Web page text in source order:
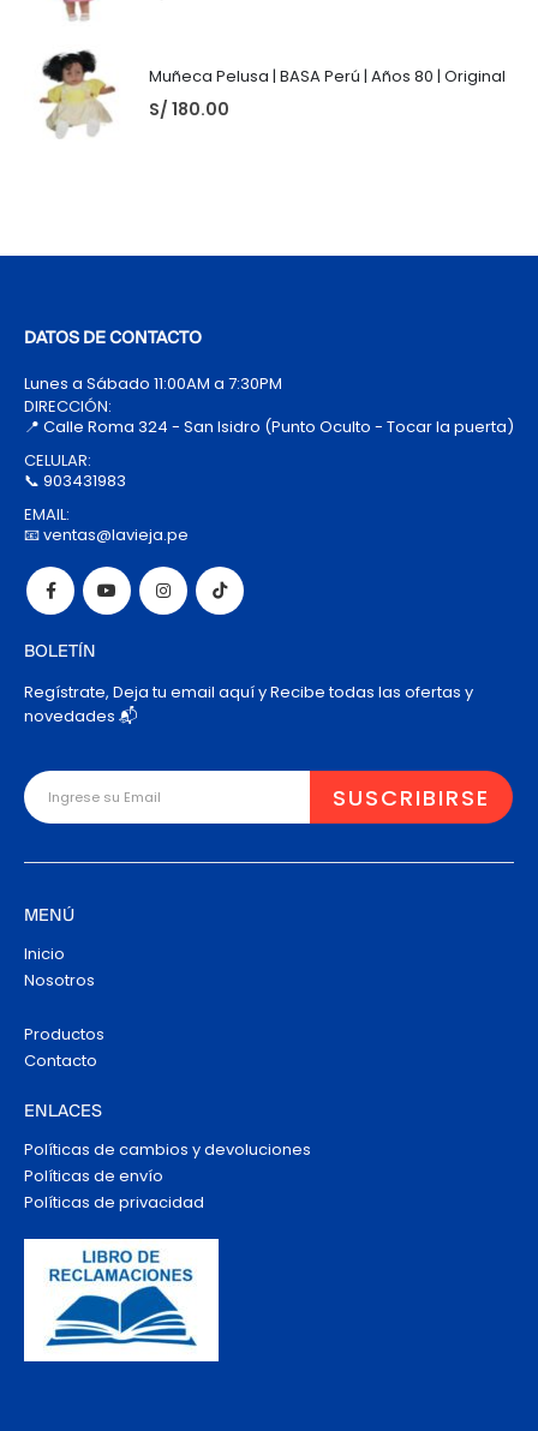
Muñeca Pelusa | BASA Perú | Años 80 | Original
S/ 180.00
DATOS DE CONTACTO
Lunes a Sábado 11:00AM a 7:30PM
DIRECCIÓN:
📍 Calle Roma 324 - San Isidro (Punto Oculto - Tocar la puerta)
CELULAR:
📞 903431983
EMAIL:
📧 ventas@lavieja.pe
BOLETÍN
Regístrate, Deja tu email aquí y Recibe todas las ofertas y
novedades 📬
MENÚ
Inicio
Nosotros
Productos
Contacto
ENLACES
Políticas de cambios y devoluciones
Políticas de envío
Políticas de privacidad